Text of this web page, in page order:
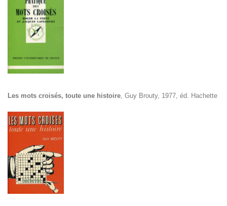
Les mots croisés, toute une histoire Guy Brouty, 1977, éd. Hachette